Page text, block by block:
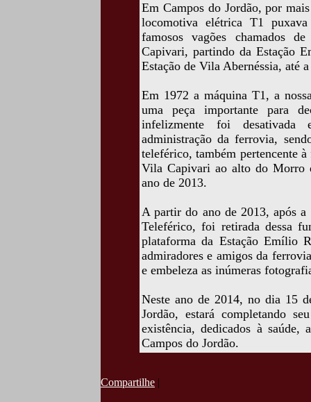
Em Campos do Jordão, por
locomotiva elétrica T1
famosos vagões chamados
Capivari, partindo da Estação
Estação de Vila Abernéssia, até
Em 1972 a máquina T1, a
uma peça importante para
infelizmente foi
administração da ferrovia,
teleférico, também pertencente
Vila Capivari ao alto do Morro
ano de 2013.
A partir do ano de 2013, após a
Teleférico, foi retirada dessa
plataforma da Estação Emílio
admiradores e amigos da
e embeleza as inúmeras
Neste ano de 2014, no dia 15
Jordão, estará completando
existência, dedicados à saúde,
Campos do Jordão.
Compartilhe |